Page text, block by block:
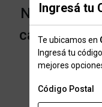
Ingresá tu
Te ubicamos en
Ingresá tu
mejores
Código Postal
No
categoría